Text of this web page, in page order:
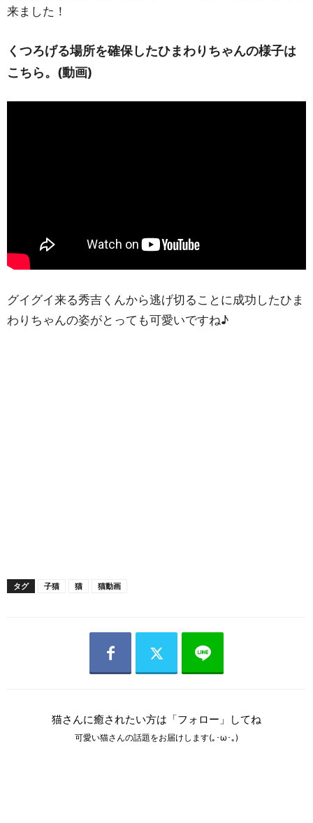
来ました！
くつろげる場所を確保したひまわりちゃんの様子は
こちら。(動画)
グイグイ来る秀吉くんから逃げ切ることに成功したひま
わりちゃんの姿がとっても可愛いですね♪
タグ 子猫 猫 猫動画
猫さんに癒されたい方は「フォロー」してね
可愛い猫さんの話題をお届けします(｡･ω･｡)